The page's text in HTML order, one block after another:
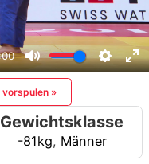
»
Gewichtsklasse
-81kg, Männer